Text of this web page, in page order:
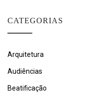
CATEGORIAS
Arquitetura
Audiências
Beatificação